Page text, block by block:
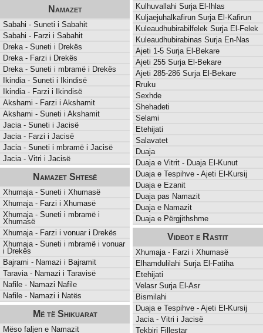
Namazet
Sabahi - Suneti i Sabahit
Sabahi - Farzi i Sabahit
Dreka - Suneti i Drekës
Dreka - Farzi i Drekës
Dreka - Suneti i mbramë i Drekës
Ikindia - Suneti i Ikindisë
Ikindia - Farzi i Ikindisë
Akshami - Farzi i Akshamit
Akshami - Suneti i Akshamit
Jacia - Suneti i Jacisë
Jacia - Farzi i Jacisë
Jacia - Suneti i mbramë i Jacisë
Jacia - Vitri i Jacisë
Namazet Shtesë
Xhumaja - Suneti i Xhumasë
Xhumaja - Farzi i Xhumasë
Xhumaja - Suneti i mbramë i
Xhumasë
Xhumaja - Farzi i vonuar i Drekës
Xhumaja - Suneti i mbramë i vonuar
i Drekës
Bajrami - Namazi i Bajramit
Taravia - Namazi i Taravisë
Nafile - Namazi Nafile
Nafile - Namazi i Natës
Më të Shikuarat
Mëso faljen e Namazit
Kulhuvallahi Surja El-Ihlas
Kuljaejuhalkafirun Surja El-Kafirun
Kuleaudhubirabilfelek Surja El-Felek
Kuleaudhubirabinas Surja En-Nas
Ajeti 1-5 Surja El-Bekare
Ajeti 255 Surja El-Bekare
Ajeti 285-286 Surja El-Bekare
Rruku
Sexhde
Shehadeti
Selami
Etehijati
Salavatet
Duaja
Duaja e Vitrit - Duaja El-Kunut
Duaja e Tespihve - Ajeti El-Kursij
Duaja e Ezanit
Duaja pas Namazit
Duaja e Namazit
Duaja e Përgjithshme
Videot e Rastit
Xhumaja - Farzi i Xhumasë
Elhamdulilahi Surja El-Fatiha
Etehijati
Velasr Surja El-Asr
Bismilahi
Duaja e Tespihve - Ajeti El-Kursij
Jacia - Vitri i Jacisë
Tekbiri Fillestar